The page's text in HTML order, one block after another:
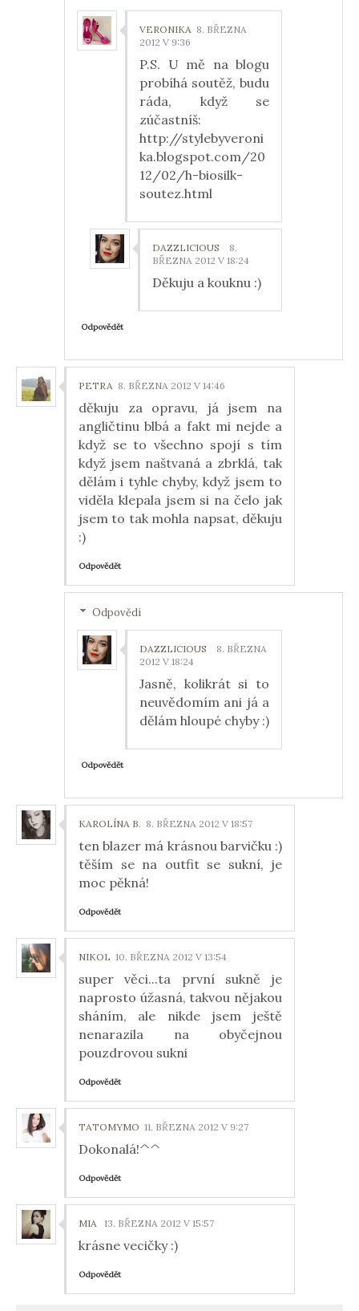
VERONIKA 8. BŘEZNA
2012 V 9:36
P.S. U mě na blogu
probíhá soutěž, budu
ráda, když se
zúčastníš:
http://stylebyveroni
ka.blogspot.com/20
12/02/h-biosilk-
soutez.html
DAZZLICIOUS
8.
BŘEZNA 2012 V 18:24
Děkuju a kouknu :)
Odpovědět
PETRA 8. BŘEZNA 2012 V 14:46
děkuju za opravu, já jsem na
angličtinu blbá a fakt mi nejde a
když se to všechno spojí s tím
když jsem naštvaná a zbrklá, tak
dělám i tyhle chyby, když jsem to
viděla klepala jsem si na čelo jak
jsem to tak mohla napsat, děkuju
:)
Odpovědět
Odpovědi
DAZZLICIOUS
8. BŘEZNA
2012 V 18:24
Jasně, kolikrát si to
neuvědomím ani já a
dělám hloupé chyby :)
Odpovědět
KAROLÍNA B. 8. BŘEZNA 2012 V 18:57
ten blazer má krásnou barvičku :)
těším se na outfit se sukní, je
moc pěkná!
Odpovědět
NIKOL 10. BŘEZNA 2012 V 13:54
super věci...ta první sukně je
naprosto úžasná, takvou nějakou
sháním, ale nikde jsem ještě
nenarazila na obyčejnou
pouzdrovou sukni
Odpovědět
TATOMYMO 11. BŘEZNA 2012 V 9:27
Dokonalá!^^
Odpovědět
MIA 13. BŘEZNA 2012 V 15:57
krásne vecičky :)
Odpovědět